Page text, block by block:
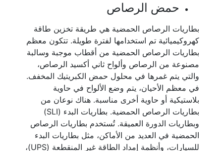
حمض الرصاص
بطاريات الرصاص الحمضية هي طريقة تخزين طاقة
كهروكيميائية تم استخدامها لفترة طويلة. تتكون معظم
بطاريات الرصاص الحمضية من أقطاب موجبة وسالبة
مصنوعة من الرصاص وألواح ثاني أكسيد الرصاص،
والتي يتم غمرها في محلول حمض الكبريتيك المخفف.
في معظم الأحيان، يتم وضع الألواح في حاوية
بلاستيكية أو حاوية أخرى مناسبة. هناك نوعان من
بطاريات الرصاص الحمضية. بطاريات البدء (SLI)
وبطاريات الدورة العميقة. تُستخدم بطاريات الرصاص
الحمضية في العديد من الأماكن، مثل بطاريات البدء
للسيارات، وأنظمة إمداد الطاقة غير المنقطعة (UPS)،